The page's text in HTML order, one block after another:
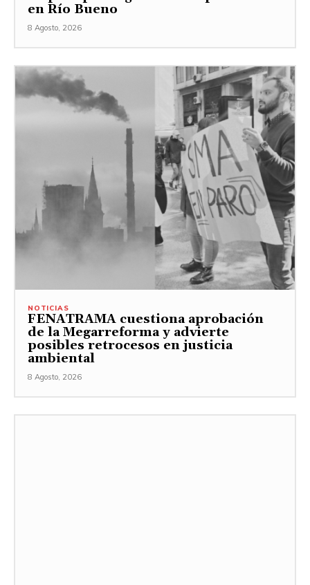
en Río Bueno
8 Agosto, 2026
NOTICIAS
FENATRAMA cuestiona aprobación
de la Megarreforma y advierte
posibles retrocesos en justicia
ambiental
8 Agosto, 2026